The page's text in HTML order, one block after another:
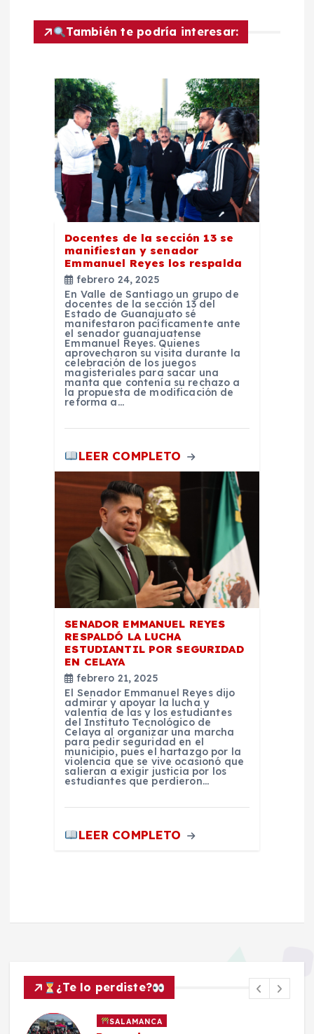
ó
n
También te podría interesar:
Docentes de la sección 13 se
manifiestan y senador
Emmanuel Reyes los respalda
febrero 24, 2025
En Valle de Santiago un grupo de
docentes de la sección 13 del
Estado de Guanajuato sé
manifestaron pacíficamente ante
el senador guanajuatense
Emmanuel Reyes. Quienes
aprovecharon su visita durante la
celebración de los juegos
magisteriales para sacar una
manta que contenía su rechazo a
la propuesta de modificación de
reforma a…
LEER COMPLETO
SENADOR EMMANUEL REYES
RESPALDÓ LA LUCHA
ESTUDIANTIL POR SEGURIDAD
EN CELAYA
febrero 21, 2025
El Senador Emmanuel Reyes dijo
admirar y apoyar la lucha y
valentía de las y los estudiantes
del Instituto Tecnológico de
Celaya al organizar una marcha
para pedir seguridad en el
municipio, pues el hartazgo por la
violencia que se vive ocasionó que
salieran a exigir justicia por los
estudiantes que perdieron…
LEER COMPLETO
¿Te lo perdiste?
POLICIACA